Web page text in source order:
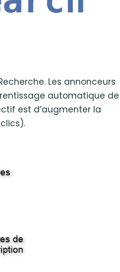
Les annonceurs
automatique de
est d’augmenter la